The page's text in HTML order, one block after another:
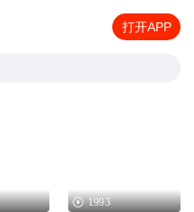
打开APP
1993